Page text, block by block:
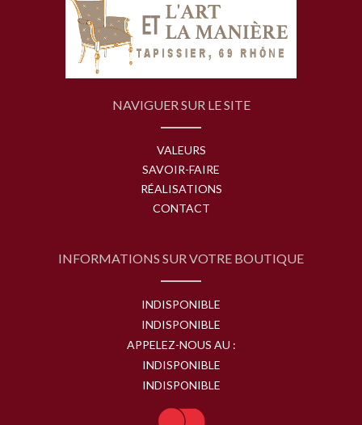
NAVIGUER SUR LE SITE
VALEURS
SAVOIR-FAIRE
RÉALISATIONS
CONTACT
INFORMATIONS SUR VOTRE BOUTIQUE
INDISPONIBLE
INDISPONIBLE
APPELEZ-NOUS AU :
INDISPONIBLE
INDISPONIBLE